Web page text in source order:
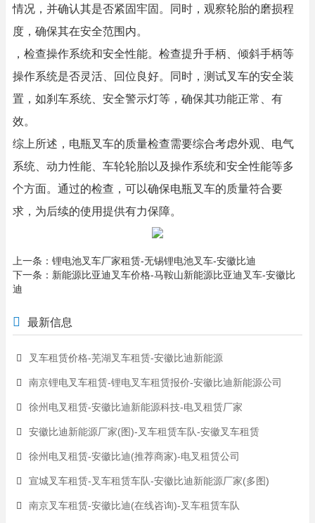
情况，并确认其是否紧固牢固。同时，观察轮胎的磨损程
度，确保其在安全范围内。
，检查操作系统和安全性能。检查提升手柄、倾斜手柄等
操作系统是否灵活、回位良好。同时，测试叉车的安全装
置，如刹车系统、安全警示灯等，确保其功能正常、有
效。
综上所述，电瓶叉车的质量检查需要综合考虑外观、电气
系统、动力性能、车轮轮胎以及操作系统和安全性能等多
个方面。通过的检查，可以确保电瓶叉车的质量符合要
求，为后续的使用提供有力保障。
上一条： 锂电池叉车厂家租赁-无锡锂电池叉车-安徽比迪
下一条： 新能源比亚迪叉车价格-马鞍山新能源比亚迪叉车-安徽比
迪
最新信息
叉车租赁价格-芜湖叉车租赁-安徽比迪新能源
南京锂电叉车租赁-锂电叉车租赁报价-安徽比迪新能源公司
徐州电叉租赁-安徽比迪新能源科技-电叉租赁厂家
安徽比迪新能源厂家(图)-叉车租赁车队-安徽叉车租赁
徐州电叉租赁-安徽比迪(推荐商家)-电叉租赁公司
宣城叉车租赁-叉车租赁车队-安徽比迪新能源厂家(多图)
南京叉车租赁-安徽比迪(在线咨询)-叉车租赁车队